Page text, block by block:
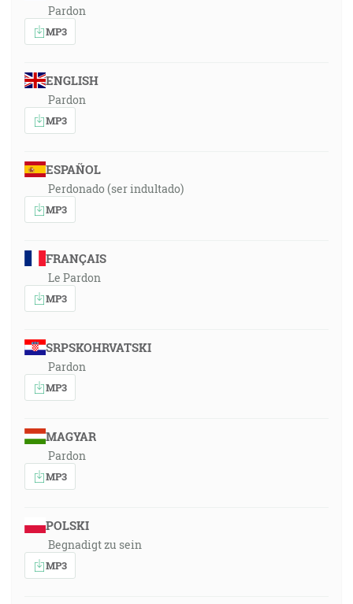
Pardon
MP3
ENGLISH
Pardon
MP3
ESPAÑOL
Perdonado (ser indultado)
MP3
FRANÇAIS
Le Pardon
MP3
SRPSKOHRVATSKI
Pardon
MP3
MAGYAR
Pardon
MP3
POLSKI
Begnadigt zu sein
MP3